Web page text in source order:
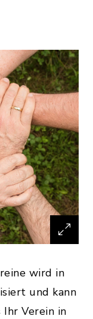
wird in
und kann
Verein in